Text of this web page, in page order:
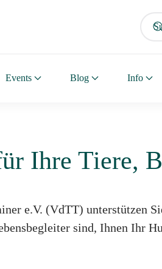
Events Blog Info
VdTT e.V.
Berufsverband der Tierverhaltensberater
VdTT e.V.
Berufsverband der
VdTT e.V.
Berufsverband der
Ihre Tiere,
e.V. (VdTT) unterstützen
sind, Ihnen Ihr